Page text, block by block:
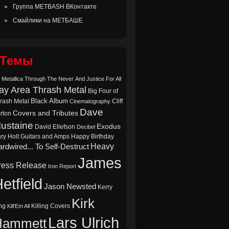
Группа METBASH ВКонтакте
Смайлики на МЕТБАШЕ
Темы
Metallica Through The Never And Justice For All
Area Thrash Metal Big Four of
Metal Black Album Cinematography Cliff
Covers and Tributes Dave
David Ellefson Decibel Exodus
Holt Guitars and Amps Happy Birthday
To Self-Destruct Heavy
Release Iron Report James
Jason Newsted Kerry
Kill'Em All Killing Covers Kirk
Lars Ulrich